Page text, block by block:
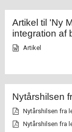
Artikel til 'Ny
integration af
Artikel
Nytårshilsen
Nytårshilsen fra
Nytårshilsen fra